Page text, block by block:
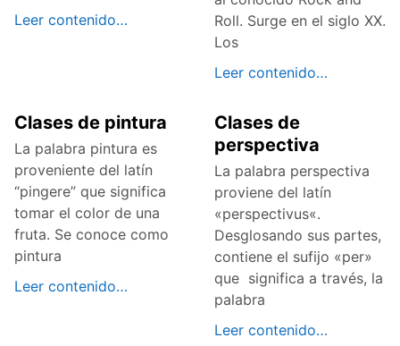
Leer contenido…
Roll. Surge en el siglo XX.
Los
Leer contenido…
Clases de pintura
La palabra pintura es
proveniente del latín
“pingere” que significa
tomar el color de una
fruta. Se conoce como
pintura
Leer contenido…
Clases de
perspectiva
La palabra perspectiva
proviene del latín
«perspectivus«.
Desglosando sus partes,
contiene el sufijo «per»
que significa a través, la
palabra
Leer contenido…